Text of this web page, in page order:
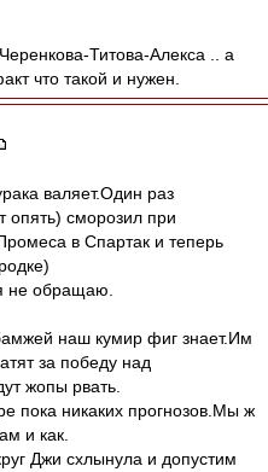
Титова-Алекса .. а
что такой и нужен.
валяет.Один раз
опять) сморозил при
в Спартак и теперь
не обращаю.
наш кумир фиг знает.Им
за победу над
жопы рвать.
пока никаких прогнозов.Мы ж
и как.
Джи схлынула и допустим